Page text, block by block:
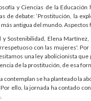
y Ciencias de la Educación
de debate: ‘Prostitución, la
antigua del mundo. Aspectos
Sostenibilidad, Elena
con las mujeres'.
una ley abolicionista
de la prostitución, de esa
contemplan se ha planteado la
ello, la jornada ha contado